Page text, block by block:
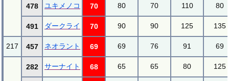
478 ユキメノコ 70 80 70 110 80
491 ダークライ 70 90 90 125 135
217 457 ネオラント 69 69 76 91 69
282 サーナイト 68 65 65 80 125